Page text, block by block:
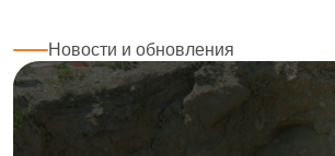
Новости и обновления